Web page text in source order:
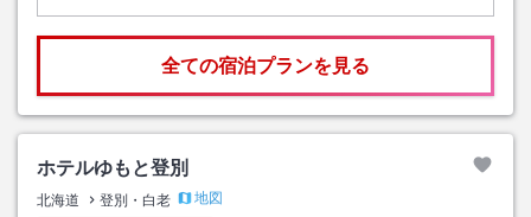
全ての宿泊プランを見る
ホテルゆもと登別
北海道 登別・白老
地図